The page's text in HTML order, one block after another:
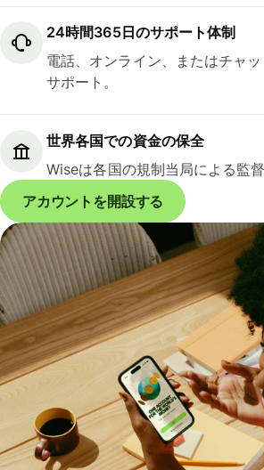
24時間365日のサポート体制
電話、オンライン、またはチャ
サポート。
世界各国での資金の保全
Wiseは各国の規制当局による監
アカウントを開設する